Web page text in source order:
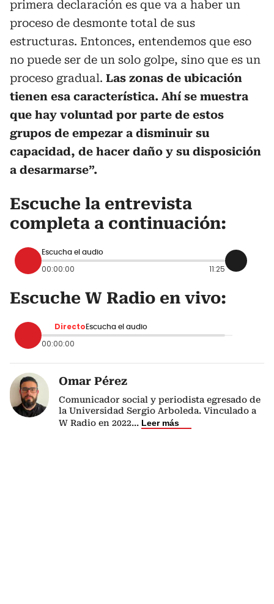
primera declaración es que va a haber un
proceso de desmonte total de sus
estructuras. Entonces, entendemos que eso
no puede ser de un solo golpe, sino que es un
proceso gradual. Las zonas de ubicación
tienen esa característica. Ahí se muestra
que hay voluntad por parte de estos
grupos de empezar a disminuir su
capacidad, de hacer daño y su disposición
a desarmarse”.
Escuche la entrevista
completa a continuación:
Escucha el audio
00:00:00 11:25
Escuche W Radio en vivo:
Directo Escucha el audio
00:00:00
Omar Pérez
Comunicador social y periodista egresado de
la Universidad Sergio Arboleda. Vinculado a
W Radio en 2022... Leer más